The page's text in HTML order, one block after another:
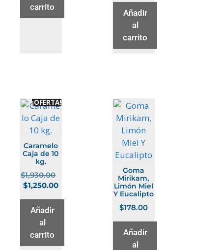
carrito
Añadir
al
carrito
¡OFERTA!
Caramelo
Caja de 10
kg.
$1,930.00
$1,250.00
Añadir
al
carrito
Goma
Mirikam,
Limón Miel
Y Eucalipto
$178.00
Añadir
al